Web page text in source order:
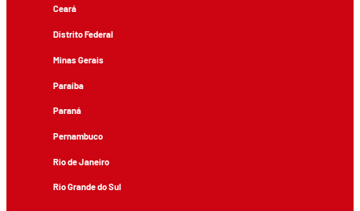
Ceará
Distrito Federal
Minas Gerais
Paraíba
Paraná
Pernambuco
Rio de Janeiro
Rio Grande do Sul